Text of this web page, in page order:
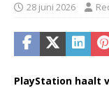
28 juni 2026
PlayStation haalt